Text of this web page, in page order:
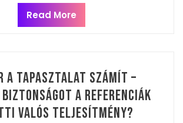
Read More
a tapasztalat számít –
a referenciák
valós teljesítmény?